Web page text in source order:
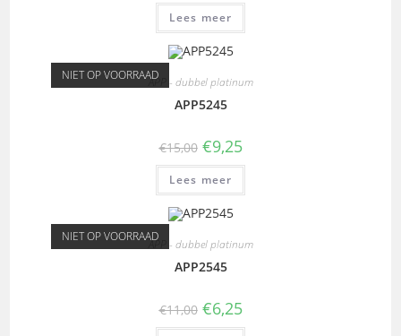
Lees meer
NIET OP VOORRAADAPP - dubbel platinum
APP5245
€15,00 €9,25
Lees meer
NIET OP VOORRAADAPP - dubbel platinum
APP2545
€11,00 €6,25